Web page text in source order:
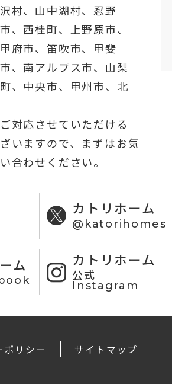
村、山中湖村、忍野
、西桂町、上野原市、
甲府市、笛吹市、甲斐
、南アルプス市、山梨
、中央市、甲州市、北
対応させていただける
いますので、まずはお気
合わせください。
カトリホーム
@katorihomes
ム カトリホーム
公式
Instagram
ポリシー サイトマップ